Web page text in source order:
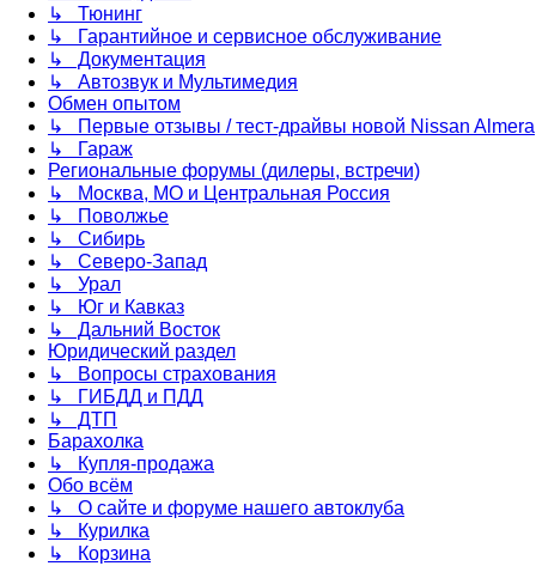
↳ Тюнинг
↳ Гарантийное и сервисное обслуживание
↳ Документация
↳ Автозвук и Мультимедия
Обмен опытом
↳ Первые отзывы / тест-драйвы новой Nissan Almera
↳ Гараж
Региональные форумы (дилеры, встречи)
↳ Москва, МО и Центральная Россия
↳ Поволжье
↳ Сибирь
↳ Северо-Запад
↳ Урал
↳ Юг и Кавказ
↳ Дальний Восток
Юридический раздел
↳ Вопросы страхования
↳ ГИБДД и ПДД
↳ ДТП
Барахолка
↳ Купля-продажа
Обо всём
↳ О сайте и форуме нашего автоклуба
↳ Курилка
↳ Корзина